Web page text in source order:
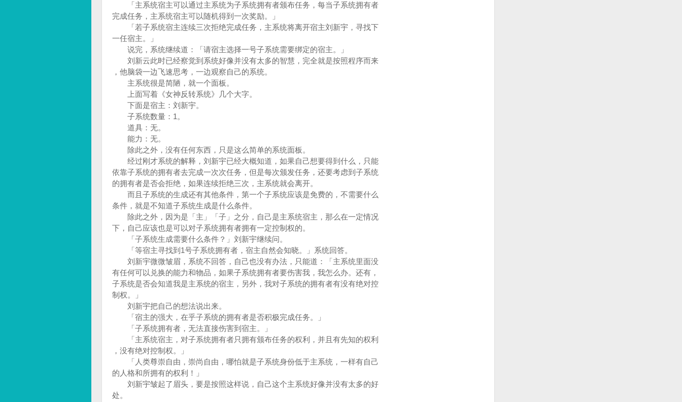
「主系统宿主可以通过主系统为子系统拥有者颁布任务，每当子系统拥有者
完成任务，主系统宿主可以随机得到一次奖励。」
「若子系统宿主连续三次拒绝完成任务，主系统将离开宿主刘新宇，寻找下
一任宿主。」
说完，系统继续道：「请宿主选择一号子系统需要绑定的宿主。」
刘新云此时已经察觉到系统好像并没有太多的智慧，完全就是按照程序而来
，他脑袋一边飞速思考，一边观察自己的系统。
主系统很是简陋，就一个面板。
上面写着《女神反转系统》几个大字。
下面是宿主：刘新宇。
子系统数量：1。
道具：无。
能力：无。
除此之外，没有任何东西，只是这么简单的系统面板。
经过刚才系统的解释，刘新宇已经大概知道，如果自己想要得到什么，只能
依靠子系统的拥有者去完成一次次任务，但是每次颁发任务，还要考虑到子系统
的拥有者是否会拒绝，如果连续拒绝三次，主系统就会离开。
而且子系统的生成还有其他条件，第一个子系统应该是免费的，不需要什么
条件，就是不知道子系统生成是什么条件。
除此之外，因为是「主」「子」之分，自己是主系统宿主，那么在一定情况
下，自己应该也是可以对子系统拥有者拥有一定控制权的。
「子系统生成需要什么条件？」刘新宇继续问。
「等宿主寻找到1号子系统拥有者，宿主自然会知晓。」系统回答。
刘新宇微微皱眉，系统不回答，自己也没有办法，只能道：「主系统里面没
有任何可以兑换的能力和物品，如果子系统拥有者要伤害我，我怎么办。还有，
子系统是否会知道我是主系统的宿主，另外，我对子系统的拥有者有没有绝对控
制权。」
刘新宇把自己的想法说出来。
「宿主的强大，在乎子系统的拥有者是否积极完成任务。」
「子系统拥有者，无法直接伤害到宿主。」
「主系统宿主，对子系统拥有者只拥有颁布任务的权利，并且有先知的权利
，没有绝对控制权。」
「人类尊崇自由，崇尚自由，哪怕就是子系统身份低于主系统，一样有自己
的人格和所拥有的权利！」
刘新宇皱起了眉头，要是按照这样说，自己这个主系统好像并没有太多的好
处。